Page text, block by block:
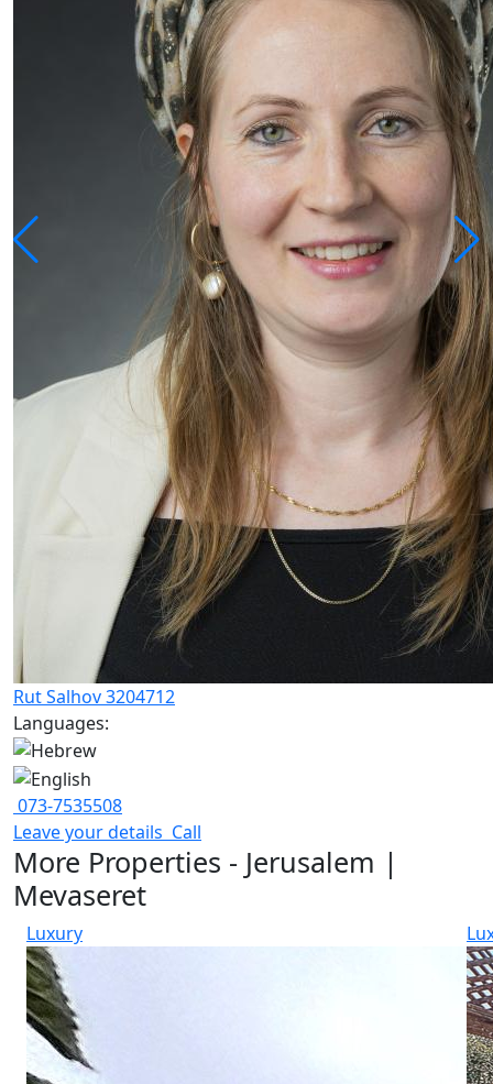
Rut Salhov 3204712
Languages:
073-7535508
Leave your details Call
More Properties - Jerusalem |
Mevaseret
Luxury